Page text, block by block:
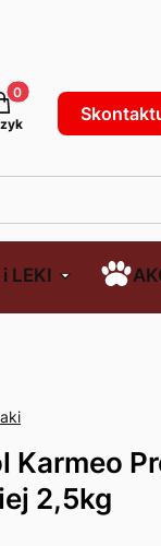
w koszyku:
LEKI
Karmeo
2,5kg